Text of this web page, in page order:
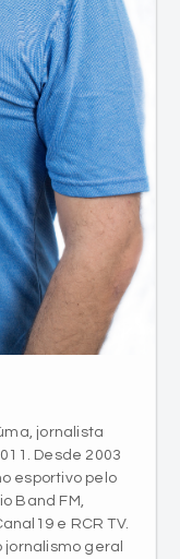
jornalista
Desde 2003
esportivo pelo
Band FM,
e RCR TV.
geral